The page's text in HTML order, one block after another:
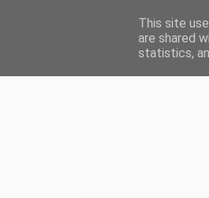
ŻYCIE
This site
are shared
statistics,